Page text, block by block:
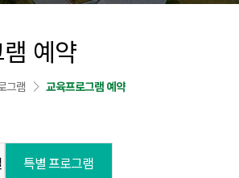
예약
그램 교육프로그램 예약
특별 프로그램